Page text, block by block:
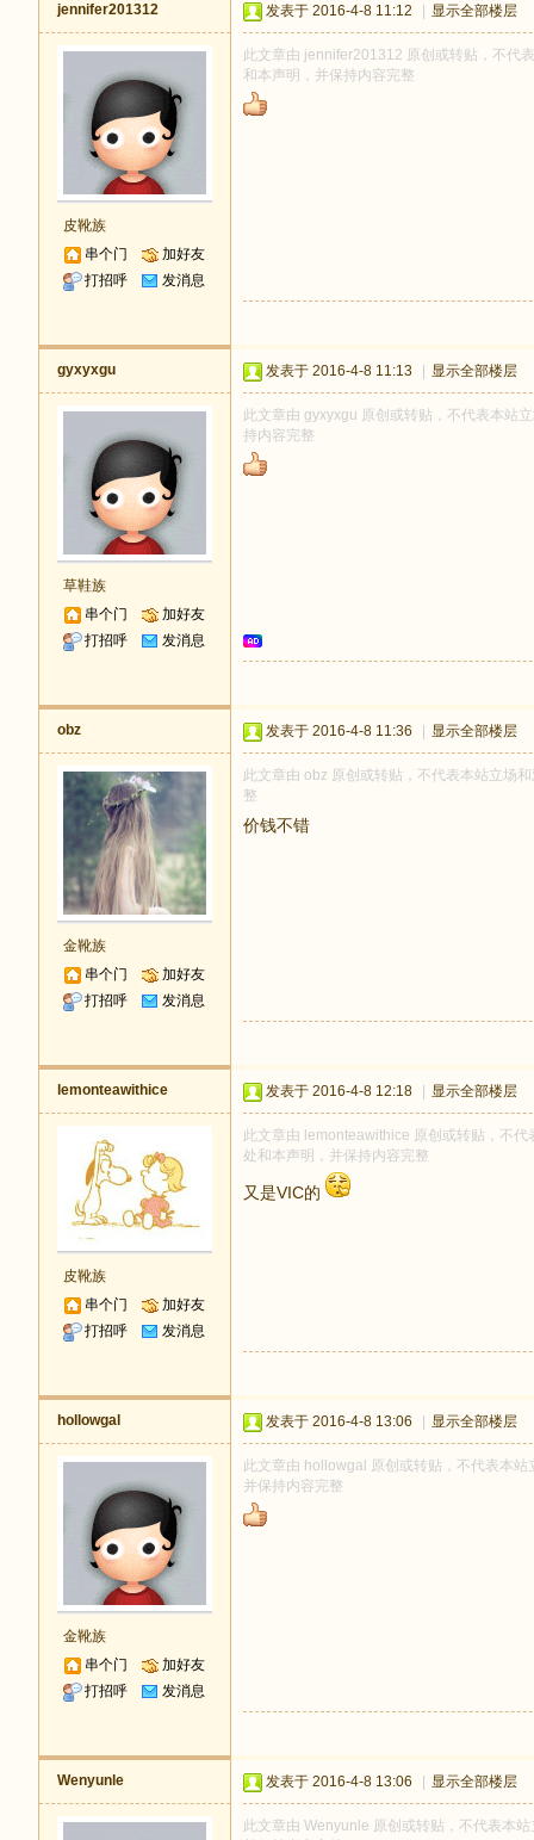
jennifer201312
皮靴族
串个门
加好友
打招呼
发消息
发表于 2016-4-8 11:12 显示全部楼层
此文章由 jennifer201312 原创或转贴，不代
和本声明，并保持内容完整
gyxyxgu
草鞋族
串个门
加好友
打招呼
发消息
发表于 2016-4-8 11:13 显示全部楼层
此文章由 gyxyxgu 原创或转贴，不代表本站
持内容完整
obz
金靴族
串个门
加好友
打招呼
发消息
发表于 2016-4-8 11:36 显示全部楼层
此文章由 obz 原创或转贴，不代表本站立场
整
价钱不错
lemonteawithice
皮靴族
串个门
加好友
打招呼
发消息
发表于 2016-4-8 12:18 显示全部楼层
此文章由 lemonteawithice 原创或转贴，不
处和本声明，并保持内容完整
又是VIC的
hollowgal
金靴族
串个门
加好友
打招呼
发消息
发表于 2016-4-8 13:06 显示全部楼层
此文章由 hollowgal 原创或转贴，不代表本
并保持内容完整
Wenyunle 发表于 2016-4-8 13:06 显示全部楼层
此文章由 Wenyunle 原创或转贴，不代表本